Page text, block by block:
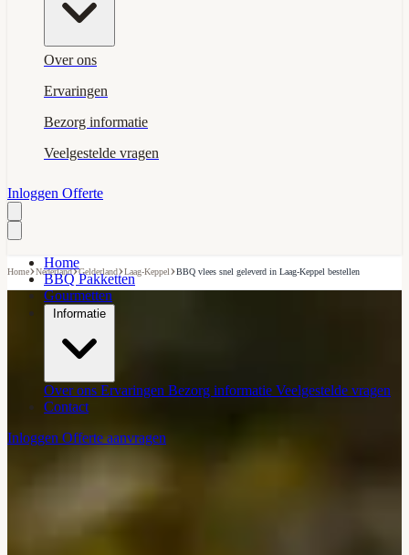
Over ons
Ervaringen
Bezorg informatie
Veelgestelde vragen
Inloggen Offerte
Home
BBQ Pakketten
Gourmetten
Informatie
Over ons Ervaringen Bezorg informatie Veelgestelde vragen
Contact
Inloggen Offerte aanvragen
Home›Nederland›Gelderland›Laag-Keppel›BBQ vlees snel geleverd in Laag-Keppel bestellen